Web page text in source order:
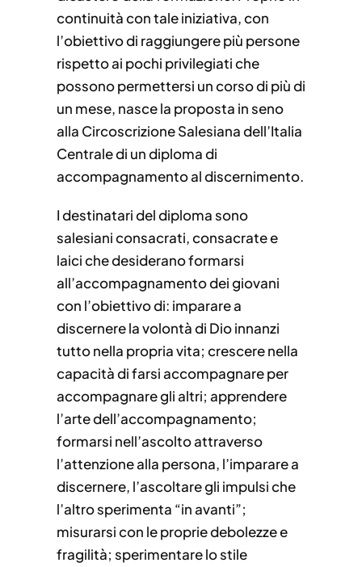
continuità con tale iniziativa, con
l’obiettivo di raggiungere più persone
rispetto ai pochi privilegiati che
possono permettersi un corso di più di
un mese, nasce la proposta in seno
alla Circoscrizione Salesiana dell’Italia
Centrale di un diploma di
accompagnamento al discernimento.
I destinatari del diploma sono
salesiani consacrati, consacrate e
laici che desiderano formarsi
all’accompagnamento dei giovani
con l’obiettivo di: imparare a
discernere la volontà di Dio innanzi
tutto nella propria vita; crescere nella
capacità di farsi accompagnare per
accompagnare gli altri; apprendere
l’arte dell’accompagnamento;
formarsi nell’ascolto attraverso
l’attenzione alla persona, l’imparare a
discernere, l’ascoltare gli impulsi che
l’altro sperimenta “in avanti”;
misurarsi con le proprie debolezze e
fragilità; sperimentare lo stile